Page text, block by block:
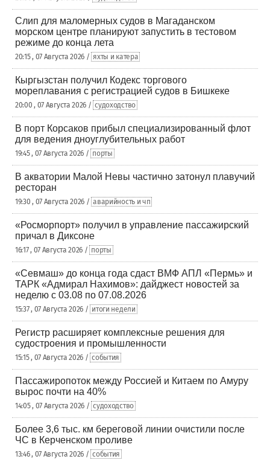
Слип для маломерных судов в Магаданском
морском центре планируют запустить в тестовом
режиме до конца лета
20:15 , 07 Августа 2026 / яхты и катера
Кыргызстан получил Кодекс торгового
мореплавания с регистрацией судов в Бишкеке
20:00 , 07 Августа 2026 / судоходство
В порт Корсаков прибыл специализированный флот
для ведения дноуглубительных работ
19:45 , 07 Августа 2026 / порты
В акватории Малой Невы частично затонул плавучий
ресторан
19:30 , 07 Августа 2026 / аварийность и чп
«Росморпорт» получил в управление пассажирский
причал в Диксоне
16:17 , 07 Августа 2026 / порты
«Севмаш» до конца года сдаст ВМФ АПЛ «Пермь» и
ТАРК «Адмирал Нахимов»: дайджест новостей за
неделю с 03.08 по 07.08.2026
15:37 , 07 Августа 2026 / итоги недели
Регистр расширяет комплексные решения для
судостроения и промышленности
15:15 , 07 Августа 2026 / события
Пассажиропоток между Россией и Китаем по Амуру
вырос почти на 40%
14:05 , 07 Августа 2026 / судоходство
Более 3,6 тыс. км береговой линии очистили после
ЧС в Керченском проливе
13:46 , 07 Августа 2026 / события